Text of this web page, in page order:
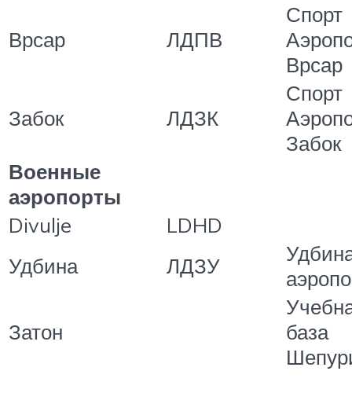
Врсар ЛДПВ
Спорт
Врсар
Забок ЛДЗК
Спорт
Забок
Военные
аэропорты
Divulje
LDHD
Удбина
ЛДЗУ
Затон
база